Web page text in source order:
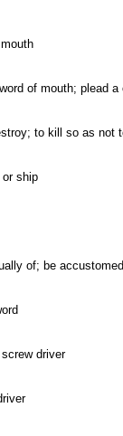
of mouth; plead
to kill so as not
ship
of; be
driver